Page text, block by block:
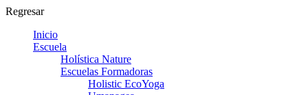
Regresar
Inicio
Escuela
Holística Nature
Escuelas Formadoras
Holistic EcoYoga